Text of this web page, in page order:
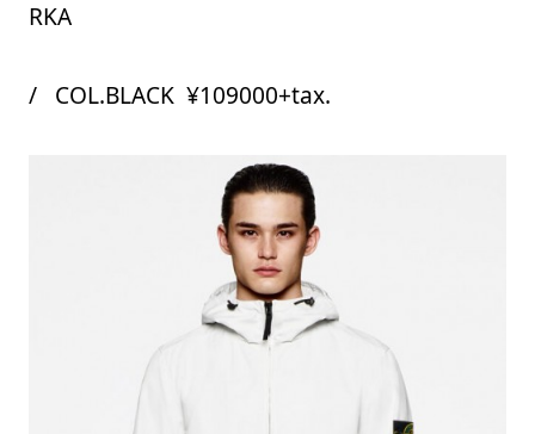
RKA
/ COL.BLACK ¥109000+tax.